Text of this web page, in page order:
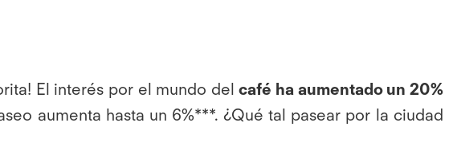
El interés por el mundo delcafé ha aumentado un 20%
aumenta hasta un 6%***. ¿Qué tal pasear por la ciudad